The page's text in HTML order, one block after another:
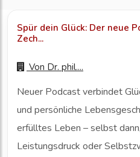
Spür dein Glück: Der neue
Zech...
Von Dr. phil....
Neuer Podcast verbindet
und persönliche
erfülltes Leben – selbst
Leistungsdruck oder